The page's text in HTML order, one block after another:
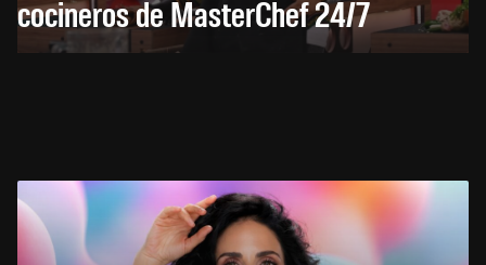
cocineros de MasterChef 24/7